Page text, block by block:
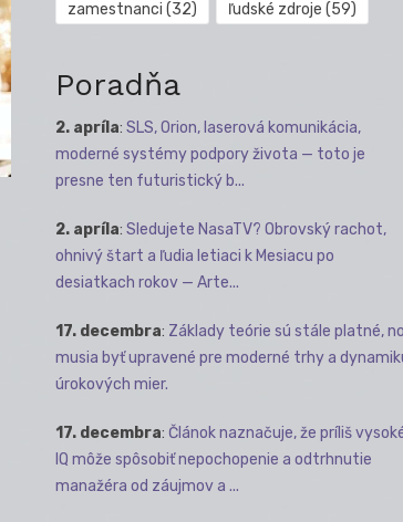
zamestnanci (32) ľudské zdroje (59)
Poradňa
2. apríla: SLS, Orion, laserová komunikácia,
moderné systémy podpory života — toto je
presne ten futuristický b...
2. apríla: Sledujete NasaTV? Obrovský rachot,
ohnivý štart a ľudia letiaci k Mesiacu po
desiatkach rokov — Arte...
17. decembra: Základy teórie sú stále platné, no
musia byť upravené pre moderné trhy a
úrokových mier.
17. decembra: Článok naznačuje, že príliš
IQ môže spôsobiť nepochopenie a odtrhnutie
manažéra od záujmov a ...